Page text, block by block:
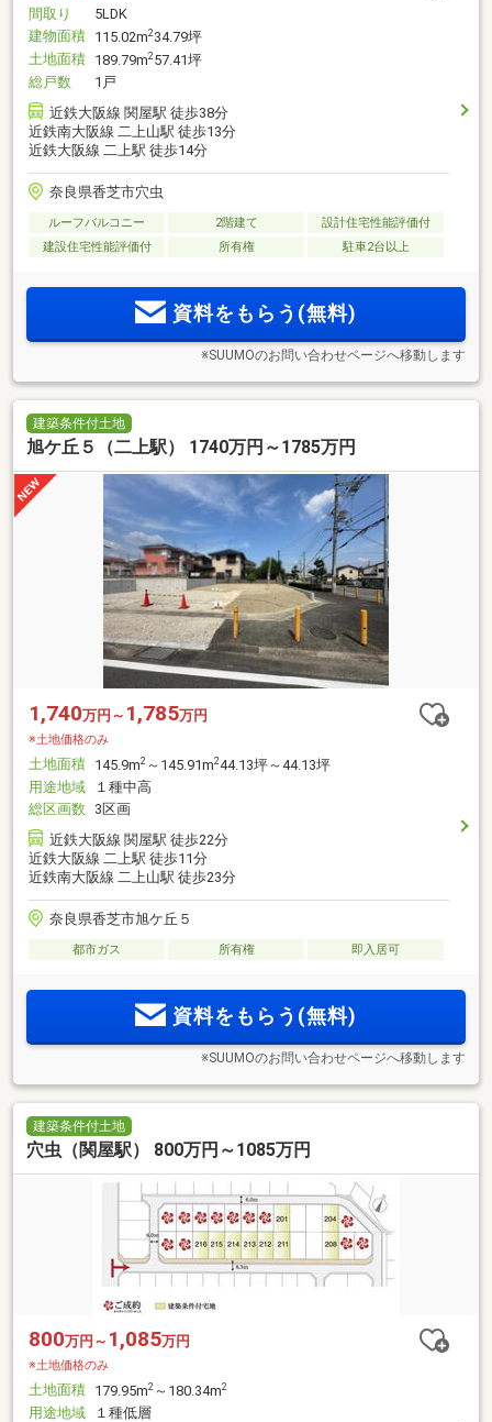
間取り
5LDK
建物面積 115.02m234.79坪
土地面積 189.79m257.41坪
総戸数
1戸
近鉄大阪線 関屋駅 徒歩38分
近鉄南大阪線 二上山駅 徒歩13分
近鉄大阪線 二上駅 徒歩14分
奈良県香芝市穴虫
ルーフバルコニー 2階建て
設計住宅性能評価付
建設住宅性能評価付
所有権 駐車2台以上
資料をもらう(無料)
※SUUMOのお問い合わせページへ移動します
建築条件付土地
旭ケ丘５（二上駅） 1740万円～1785万円
1,740万円～ 1,785万円
※土地価格のみ
土地面積 145.9m2 ～145.91m244.13坪～44.13坪
用途地域
１種中高
総区画数 3区画
近鉄大阪線 関屋駅 徒歩22分
近鉄大阪線 二上駅 徒歩11分
近鉄南大阪線 二上山駅 徒歩23分
奈良県香芝市旭ケ丘５
都市ガス 所有権 即入居可
資料をもらう(無料)
※SUUMOのお問い合わせページへ移動します
建築条件付土地
穴虫（関屋駅） 800万円～1085万円
800万円～ 1,085万円
※土地価格のみ
土地面積 179.95m2 ～180.34m2
用途地域
１種低層